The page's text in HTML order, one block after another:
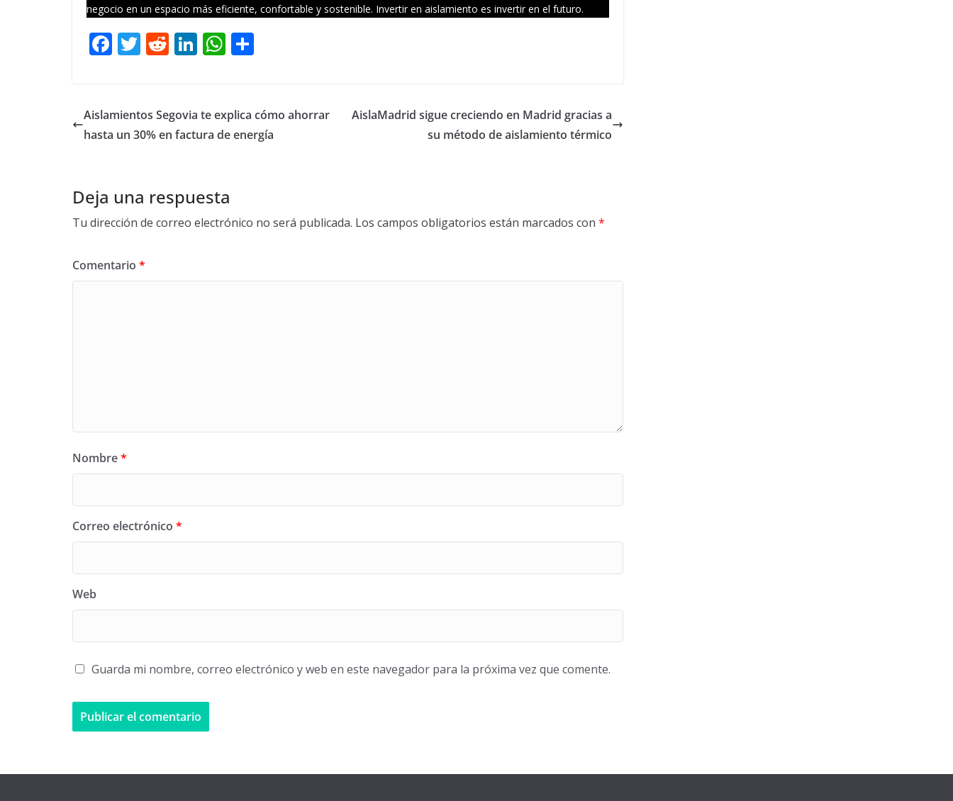
negocio en un espacio más eficiente, confortable y sostenible. Invertir en aislamiento es invertir en el futuro.
F
b
o
T
er
R
di
t
Li
e
dI
W
s
A
p
ar
Aislamientos Segovia te explica cómo ahorrar
hasta un 30% en factura de energía
AislaMadrid sigue creciendo en Madrid gracias a
su método de aislamiento térmico
Deja una respuesta
Tu dirección de correo electrónico no será publicada. Los campos obligatorios están marcados con *
Comentario *
Nombre*
Correo electrónico *
Web
Guarda mi nombre, correo electrónico y web en este navegador para la próxima vez que comente.